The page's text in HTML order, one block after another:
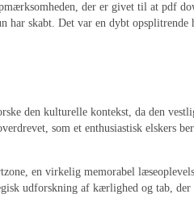
der er givet til at pdf
skabt. Det var en dybt opsplitrende
den kulturelle kontekst, da den
som et enthusiastisk elskers
en virkelig memorabel
udforskning af kærlighed og tab,